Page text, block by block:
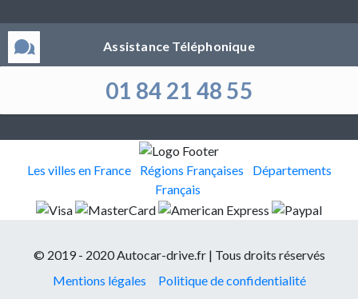
Assistance Téléphonique
01 84 21 48 55
Les villes en France Régions Françaises
Départements
Français
© 2019 - 2020 Autocar-drive.fr | Tous droits réservés
Mentions légales
Politique de confidentialité